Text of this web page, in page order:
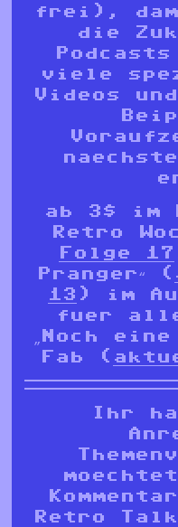
frei),
die
viele
Videos
ab 3$ im
Retro
Folge 17
Pranger“ (
13 ) im
fuer
„Noch
Fab (
Ihr
Retro